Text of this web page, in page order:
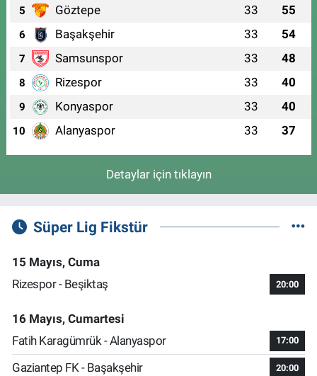
5 Göztepe 33 55
6 Başakşehir 33 54
7 Samsunspor 33 48
8 Rizespor 33 40
9 Konyaspor 33 40
10 Alanyaspor 33 37
Detaylar için tıklayın
Süper Lig Fikstür
15 Mayıs, Cuma
Rizespor - Beşiktaş
20:00
16 Mayıs, Cumartesi
Fatih Karagümrük - Alanyaspor
17:00
Gaziantep FK - Başakşehir 20:00